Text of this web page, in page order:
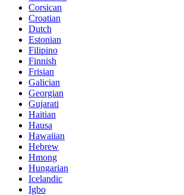
Corsican
Croatian
Dutch
Estonian
Filipino
Finnish
Frisian
Galician
Georgian
Gujarati
Haitian
Hausa
Hawaiian
Hebrew
Hmong
Hungarian
Icelandic
Igbo